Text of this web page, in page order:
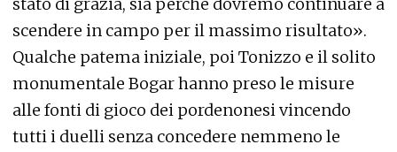
stato di grazia, sia perchè dovremo continuare a
scendere in campo per il massimo risultato».
Qualche patema iniziale, poi Tonizzo e il solito
monumentale Bogar hanno preso le misure
alle fonti di gioco dei pordenonesi vincendo
tutti i duelli senza concedere nemmeno le